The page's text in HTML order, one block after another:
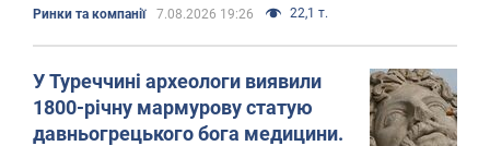
Ринки та компанії 7.08.2026 19:26 22,1 т.
У Туреччині археологи виявили
1800-річну мармурову статую
давньогрецького бога медицини.